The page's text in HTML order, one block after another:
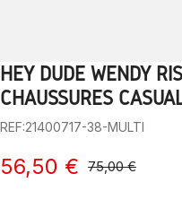
1 2 3 4
HEY DUDE WENDY
CHAUSSURES
REF:21400717-38-MULTI
56,50 € 75,00 €